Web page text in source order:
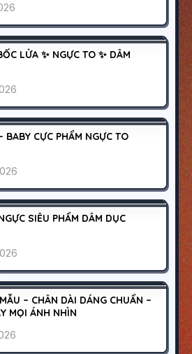
1000K
LỬA ✨ NGỰC TO ✨ DÂM
600K
CỰC PHẨM NGỰC TO
SIÊU PHẨM DÂM DỤC
1700K
– CHÂN DÀI DÁNG CHUẨN –
MỌI ÁNH NHÌN